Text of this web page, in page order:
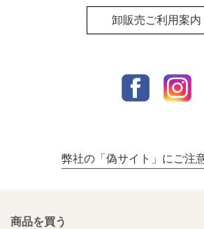
卸販売ご利用案内
弊社の「偽サイト」にご注
商品を買う